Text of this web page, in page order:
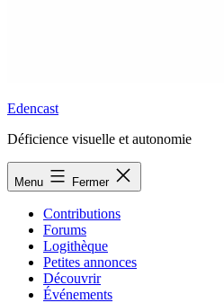
Edencast
Déficience visuelle et autonomie
Menu Fermer
Contributions
Forums
Logithèque
Petites annonces
Découvrir
Événements